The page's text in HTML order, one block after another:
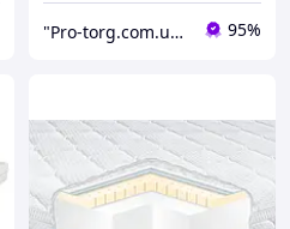
"Pro-torg.com.ua" - інтернет-магазин дитячих товарів та іграшок 95%